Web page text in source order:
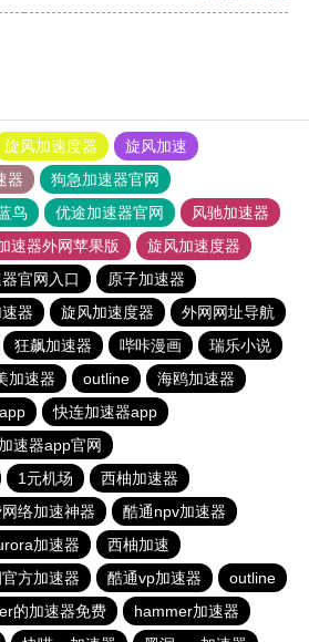
旋风加速度器
旋风加速
器
狗急加速器官网
鸟 优途加速器官网
风驰加速器
速器外网苹果版
旋风加速度器
官网入口
原子加速器
器 旋风加速度器
外网网址导航
狂飙加速器 哔咔漫画
瑞乐小说
加速器 outline
海鸥加速器
快连加速器app
速器app官网
1元机场
西柚加速器
络加速神器
酷通npv加速器
加速器
西柚加速
方加速器 酷通vp加速器
outline
的加速器免费
hammer加速器